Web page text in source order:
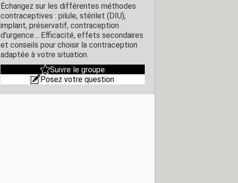
Échangez sur les différentes méthodes
contraceptives : pilule, stérilet (DIU),
implant, préservatif, contraception
d'urgence… Efficacité, effets secondaires
et conseils pour choisir la contraception
adaptée à votre situation.
Suivre le groupe
Posez votre question